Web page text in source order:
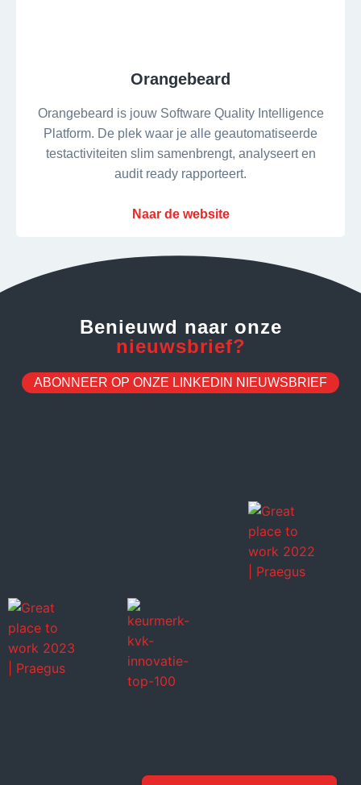
Orangebeard
Orangebeard is jouw Software Quality Intelligence
Platform. De plek waar je alle geautomatiseerde
testactiviteiten slim samenbrengt, analyseert en
audit ready rapporteert.
Naar de website
Benieuwd naar onze
nieuwsbrief?
ABONNEER OP ONZE LINKEDIN NIEUWSBRIEF